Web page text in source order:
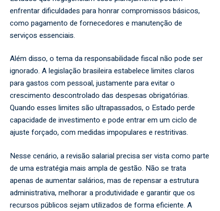
enfrentar dificuldades para honrar compromissos básicos,
como pagamento de fornecedores e manutenção de
serviços essenciais.
Além disso, o tema da responsabilidade fiscal não pode ser
ignorado. A legislação brasileira estabelece limites claros
para gastos com pessoal, justamente para evitar o
crescimento descontrolado das despesas obrigatórias.
Quando esses limites são ultrapassados, o Estado perde
capacidade de investimento e pode entrar em um ciclo de
ajuste forçado, com medidas impopulares e restritivas.
Nesse cenário, a revisão salarial precisa ser vista como parte
de uma estratégia mais ampla de gestão. Não se trata
apenas de aumentar salários, mas de repensar a estrutura
administrativa, melhorar a produtividade e garantir que os
recursos públicos sejam utilizados de forma eficiente. A